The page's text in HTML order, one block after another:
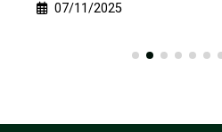
07/11/2025